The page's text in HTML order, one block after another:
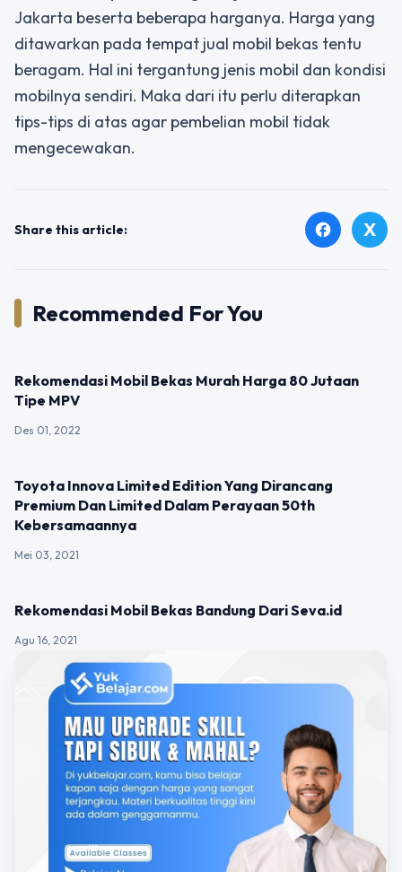
Jakarta beserta beberapa harganya. Harga yang
ditawarkan pada tempat jual mobil bekas tentu
beragam. Hal ini tergantung jenis mobil dan kondisi
mobilnya sendiri. Maka dari itu perlu diterapkan
tips-tips di atas agar pembelian mobil tidak
mengecewakan.
Share this article: facebook X
Recommended For You
Rekomendasi Mobil Bekas Murah Harga 80 Jutaan
Tipe MPV
Des 01, 2022
Toyota Innova Limited Edition Yang Dirancang
Premium Dan Limited Dalam Perayaan 50th
Kebersamaannya
Mei 03, 2021
Rekomendasi Mobil Bekas Bandung Dari Seva.id
Agu 16, 2021